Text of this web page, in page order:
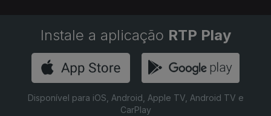
Instale a aplicação RTP Play
Disponível para iOS, Android, Apple TV, Android TV e
CarPlay